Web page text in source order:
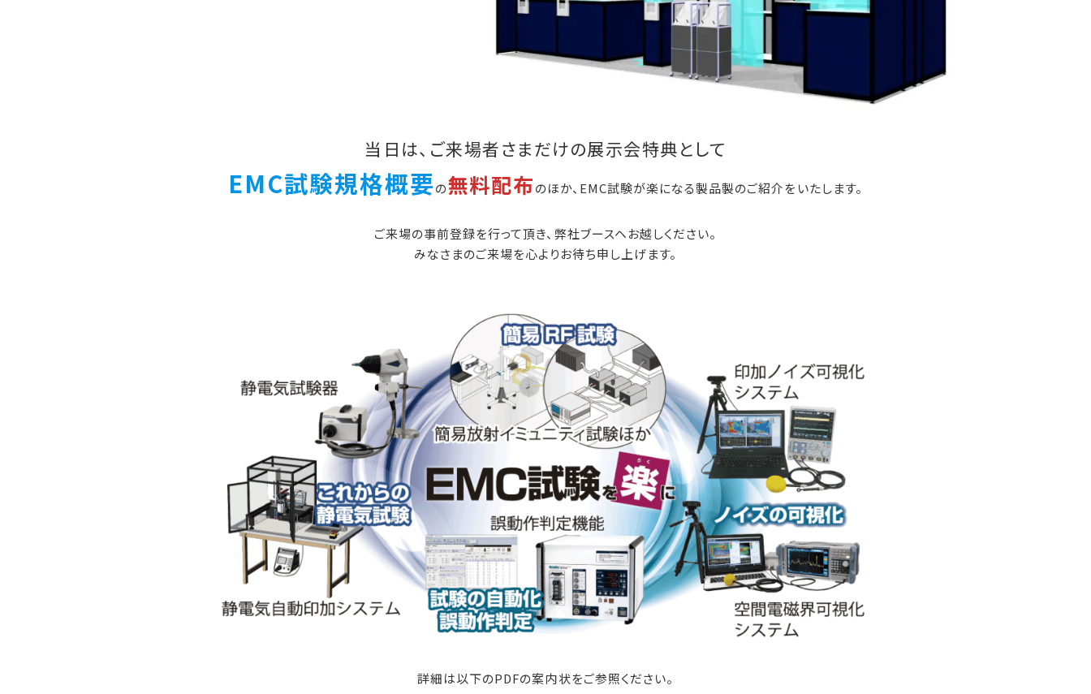
当日は、ご来場者さまだけの展示会特典として
EMC試験規格概要の無料配布のほか、EMC試験が楽になる製品製のご紹介をいたします。
ご来場の事前登録を行って頂き、弊社ブースヘお越しください。
みなさまのご来場を心よりお待ち申し上げます。
詳細は以下のPDFの案内状をご参照ください。